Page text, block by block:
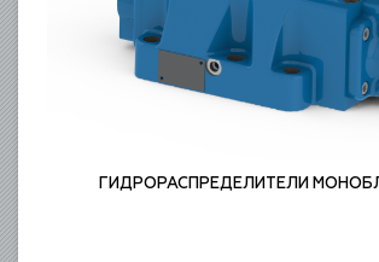
ГИДРОРАСПРЕДЕЛИТЕЛИ